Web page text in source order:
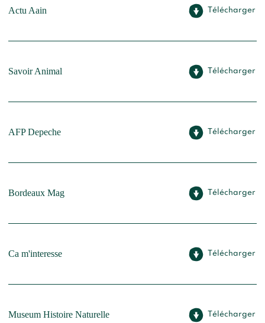
Actu Aain Télécharger
Savoir Animal Télécharger
AFP Depeche Télécharger
Bordeaux Mag Télécharger
Ca m'interesse Télécharger
Museum Histoire Naturelle Télécharger